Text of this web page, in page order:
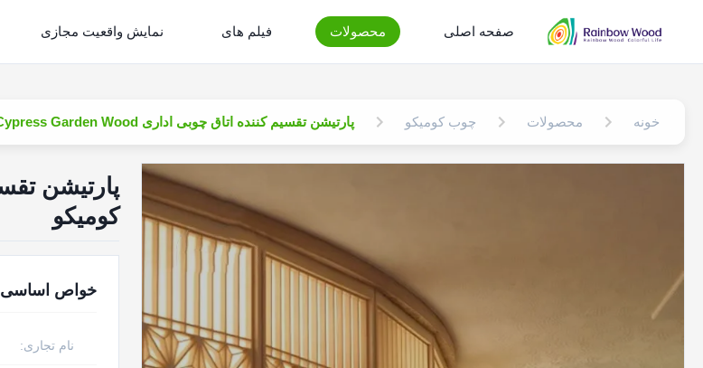
صفحه اصلی محصولات فیلم های نمایش واقعیت مجازی
خونه محصولات چوب کومیکو پارتیشن تقسیم کننده اتاق چوبی اداری FSC Cypress Garden Wood کومیکو
کومیکو
خواص اساسی
نام تجاری: